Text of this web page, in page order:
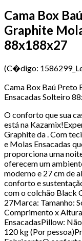
Cama Box
Graphite
88x188x27
(C�digo:
Cama Box Baú Preto
Ensacadas Solteiro
O conforto que sua
está na
Graphite da . Com
e Molas Ensacadas
proporciona uma
oferecem um
moderno e 27 cm de
conforto e
com o colchão Black
27Marca: Tamanho:
Comprimento x
EnsacadasPillow:
120 kg (Por